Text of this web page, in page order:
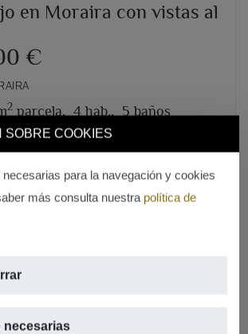
SOBRE COOKIES
para la navegación y cookies
más consulta nuestra política de
necesarias
en Moraira con vistas al
€
2parcela, 4 hab., 5 baños
REF. V-1695